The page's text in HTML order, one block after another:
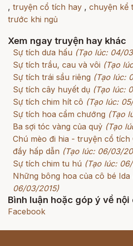
, truyện cổ tích hay , chuyện kể
trước khi ngủ
Xem ngay truyện hay khác
Sự tích dưa hấu (Tạo lúc: 04/
Sự tích trầu, cau và vôi (Tạo
Sự tích trái sầu riêng (Tạo lúc:
Sự tích cây huyết dụ (Tạo lúc:
Sự tích chim hít cô (Tạo lúc:
Sự tích hoa cẩm chướng (Tạo
Ba sợi tóc vàng của quỷ (Tạo
Chú mèo đi hia - truyện cổ tích
đầy hấp dẫn (Tạo lúc: 06/03/
Sự tích chim tu hú (Tạo lúc:
Những bông hoa của cô bé Ida
06/03/2015)
Bình luận hoặc góp ý về nội
Facebook